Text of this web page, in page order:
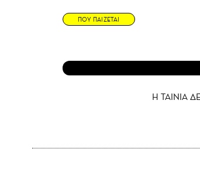
ΠΟΥ ΠΑΙΖΕΤΑΙ
Η ΤΑΙΝΙΑ